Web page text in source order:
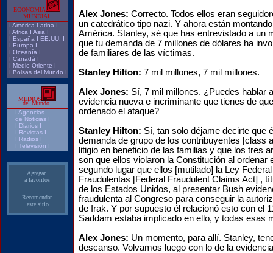
ECONOMIA
MUNDIAL
I América Latina I
I Africa I Asia I
I España I EE.UU.
I
I Europa I
I Oceanía I
I Canadá I
I Medio Oriente I
I Bolsas del Mundo I
MEDIOS
del Mundo
I Agencias
de NoticiasI
I DiariosI
I RevistasI
I RadiosI
I Televisión I
Agregar
a favoritos
Recomendar
este sitio
Alex Jones: Correcto. Todos ellos eran
un catedrático tipo nazi. Y ahora están
América. Stanley, sé que has entrevistado a un
que tu demanda de 7 millones de dólares ha
de familiares de las víctimas.
Stanley Hilton: 7 mil millones, 7 mil millones.
Alex Jones: Sí, 7 mil millones. ¿Puedes hablar
evidencia nueva e incriminante que tienes de
ordenado el ataque?
Stanley Hilton: Sí, tan solo déjame decirte que
demanda de grupo de los contribuyentes [class
litigio en beneficio de las familias y que los tres
son que ellos violaron la Constitución al ordenar
segundo lugar que ellos [mutilado] la Ley
Fraudulentas [Federal Fraudulent Claims Act] ,
de los Estados Unidos, al presentar Bush
fraudulenta al Congreso para conseguir la
de Irak. Y por supuesto él relacionó esto con el
Saddam estaba implicado en ello, y todas esas
Alex Jones: Un momento, para allí. Stanley,
descanso. Volvamos luego con lo de la